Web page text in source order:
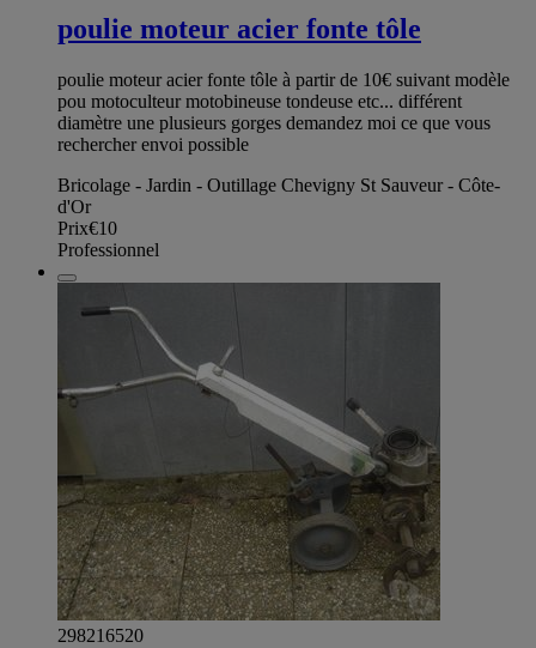
poulie moteur acier fonte tôle
poulie moteur acier fonte tôle à partir de 10€ suivant modèle
pou motoculteur motobineuse tondeuse etc... différent
diamètre une plusieurs gorges demandez moi ce que vous
rechercher envoi possible
Bricolage - Jardin - Outillage Chevigny St Sauveur - Côte-
d'Or
Prix€10
Professionnel
298216520